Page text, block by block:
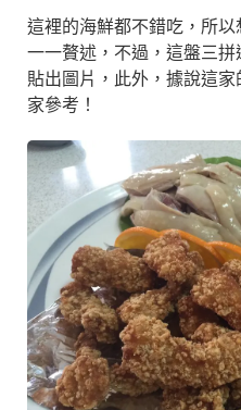
這裡的海鮮都不錯吃，所
一一贅述，不過，這盤三拼
貼出圖片，此外，據說這
家參考！